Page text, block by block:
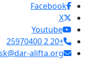
Facebook
X
Youtube
+20 2 25970400
alifta.org